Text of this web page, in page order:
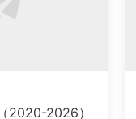
2020-2026）